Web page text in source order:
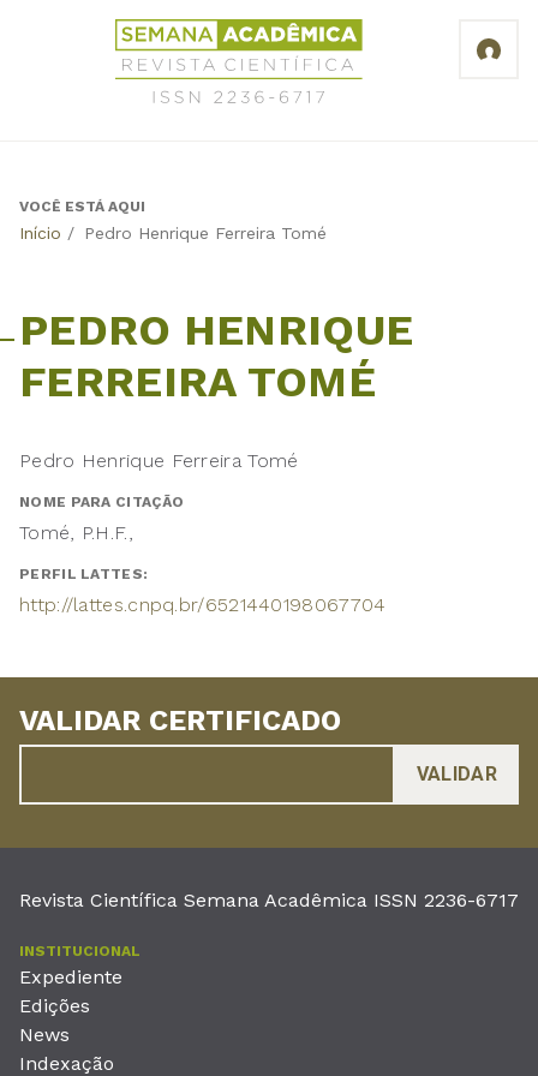
Revista
Científica
Semana
6717
Back
VOCÊ ESTÁ AQUI
Início / Pedro Henrique Ferreira Tomé
PEDRO HENRIQUE
FERREIRA TOMÉ
Pedro Henrique Ferreira Tomé
NOME PARA CITAÇÃO
Tomé, P.H.F.,
PERFIL LATTES:
http://lattes.cnpq.br/6521440198067704
VALIDAR CERTIFICADO
Revista Científica Semana Acadêmica ISSN 2236-6717
INSTITUCIONAL
Expediente
Edições
News
Indexação